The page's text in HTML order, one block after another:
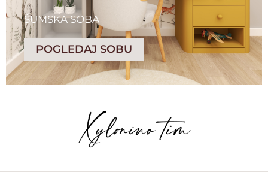
ŠUMSKA SOBA
POGLEDAJ SOBU